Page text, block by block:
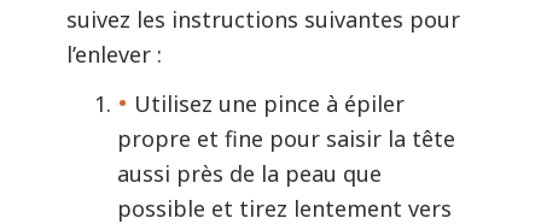
suivez les instructions suivantes pour
l’enlever :
Utilisez une pince à épiler
propre et fine pour saisir la tête
aussi près de la peau que
possible et tirez lentement vers